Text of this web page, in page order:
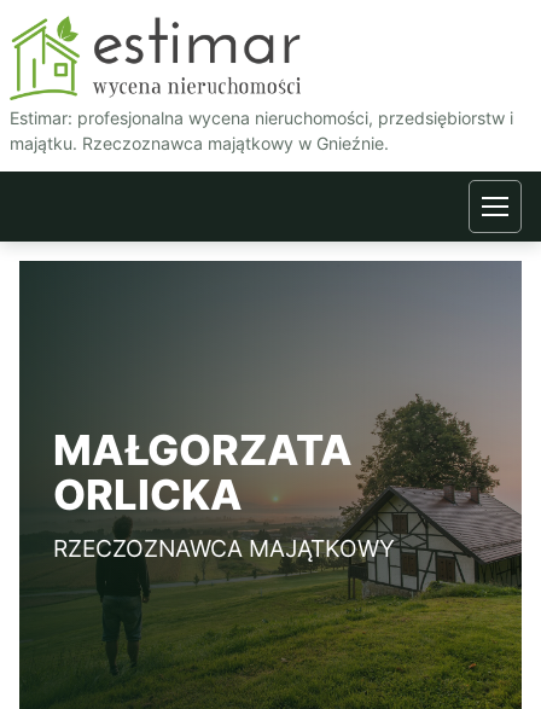
Estimar - wycena
Estimar: profesjonalna wycena nieruchomości, przedsiębiorstw i
majątku. Rzeczoznawca majątkowy w Gnieźnie.
MAŁGORZATA
ORLICKA
RZECZOZNAWCA MAJĄTKOWY